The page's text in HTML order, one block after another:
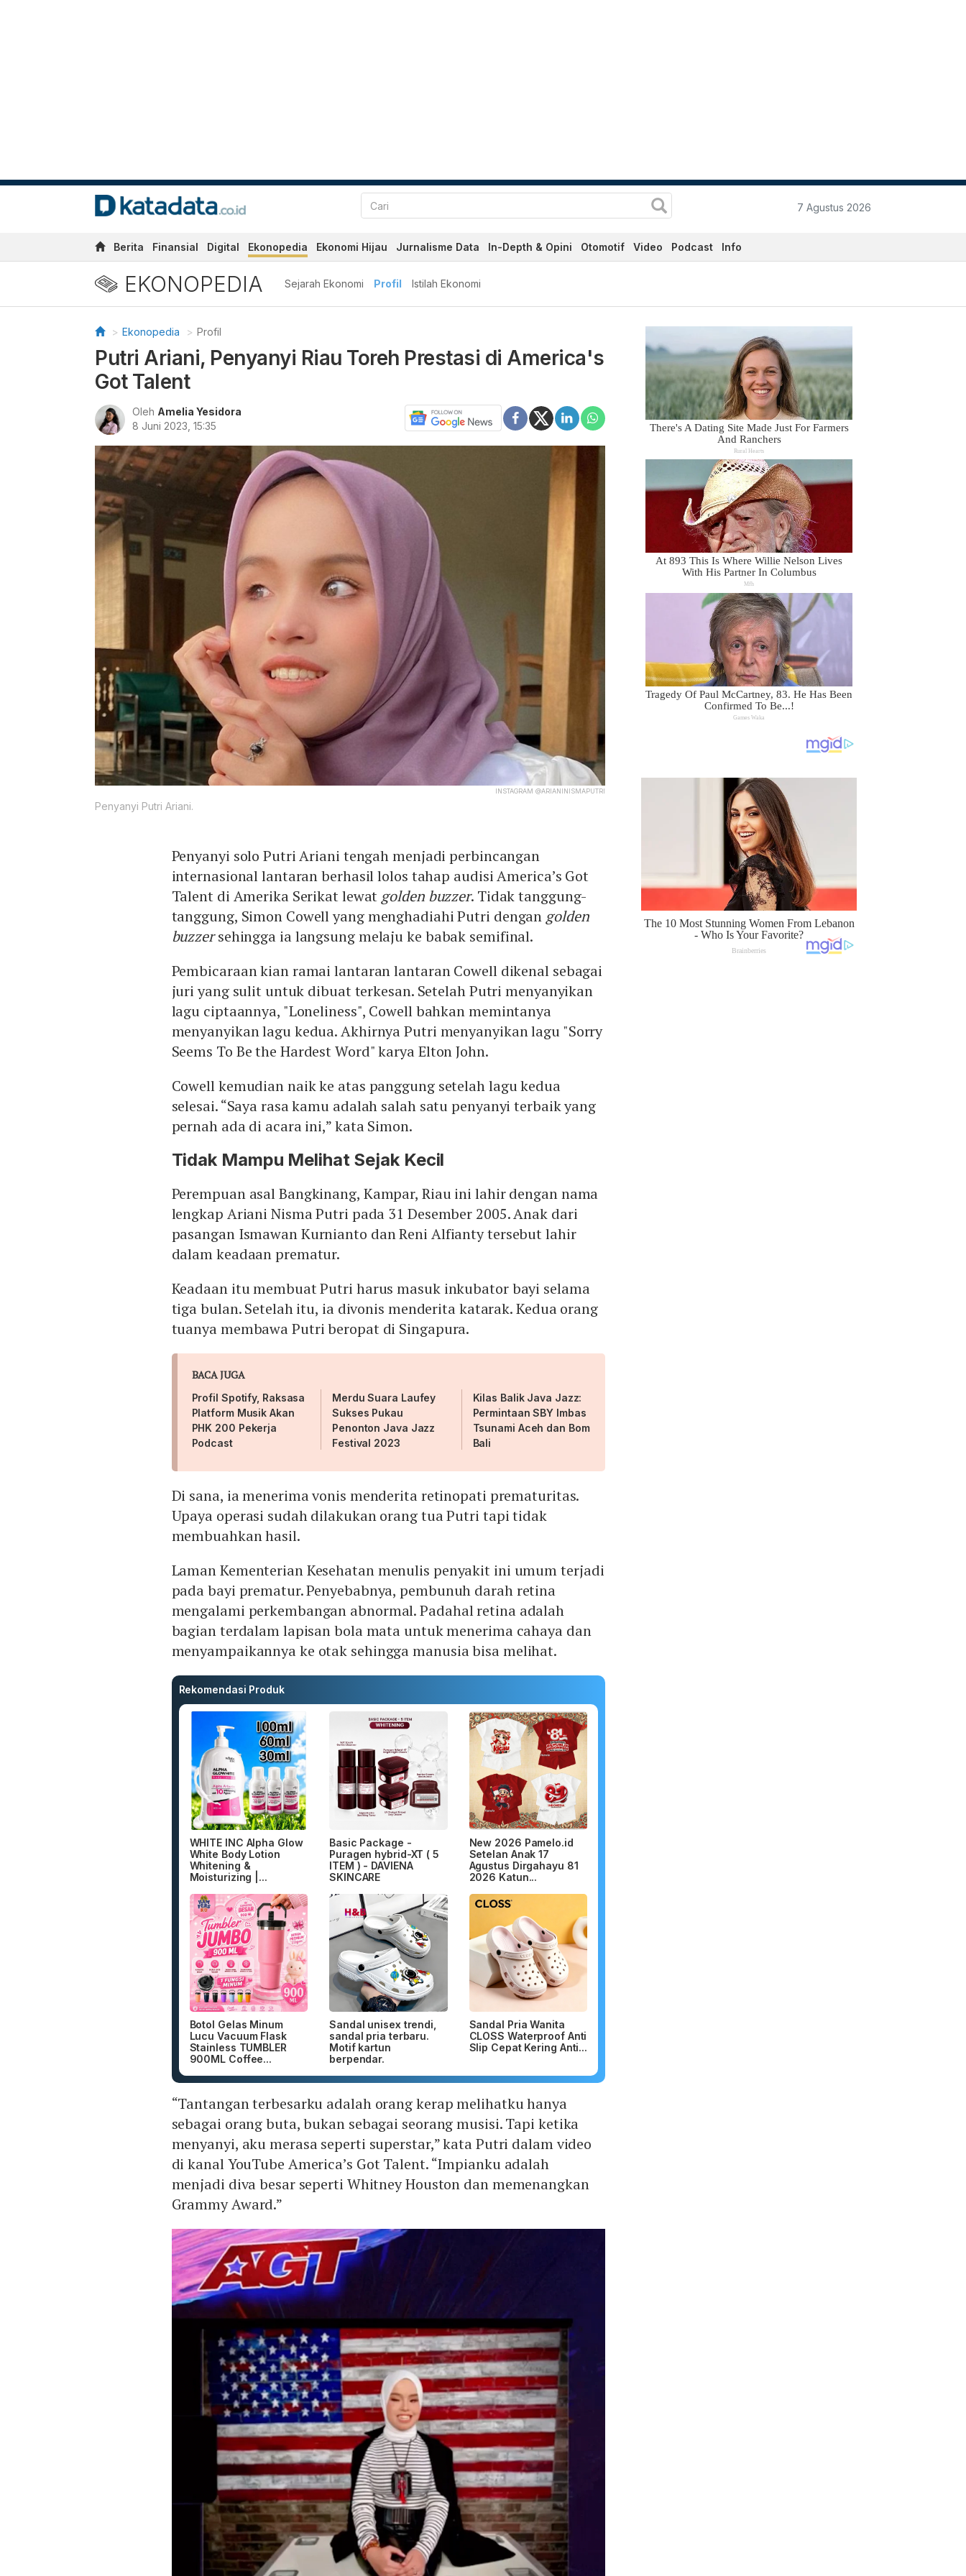
7 Agustus 2026
Berita Finansial Digital Ekonopedia Ekonomi Hijau Jurnalisme Data In-Depth & Opini Otomotif Video Podcast Info
EKONOPEDIA Sejarah Ekonomi Profil Istilah Ekonomi
Ekonopedia Profil
Putri Ariani, Penyanyi Riau Toreh Prestasi di America's
Got Talent
Oleh Amelia Yesidora
8 Juni 2023, 15:35
INSTAGRAM @ARIANINISMAPUTRI
Penyanyi Putri Ariani.
Penyanyi solo Putri Ariani tengah menjadi perbincangan
internasional lantaran berhasil lolos tahap audisi America’s Got
Talent di Amerika Serikat lewat golden buzzer. Tidak tanggung-
tanggung, Simon Cowell yang menghadiahi Putri dengan golden
buzzersehingga ia langsung melaju ke babak semifinal.
Pembicaraan kian ramai lantaran lantaran Cowell dikenal sebagai
juri yang sulit untuk dibuat terkesan. Setelah Putri menyanyikan
lagu ciptaannya, "Loneliness", Cowell bahkan memintanya
menyanyikan lagu kedua. Akhirnya Putri menyanyikan lagu "Sorry
Seems To Be the Hardest Word" karya Elton John.
Cowell kemudian naik ke atas panggung setelah lagu kedua
selesai. “Saya rasa kamu adalah salah satu penyanyi terbaik yang
pernah ada di acara ini,” kata Simon.
Tidak Mampu Melihat Sejak Kecil
Perempuan asal Bangkinang, Kampar, Riau ini lahir dengan nama
lengkap Ariani Nisma Putri pada 31 Desember 2005. Anak dari
pasangan Ismawan Kurnianto dan Reni Alfianty tersebut lahir
dalam keadaan prematur.
Keadaan itu membuat Putri harus masuk inkubator bayi selama
tiga bulan. Setelah itu, ia divonis menderita katarak. Kedua orang
tuanya membawa Putri beropat di Singapura.
BACA JUGA
Profil Spotify, Raksasa
Platform Musik Akan
PHK 200 Pekerja
Podcast
Merdu Suara Laufey
Sukses Pukau
Penonton Java Jazz
Festival 2023
Kilas Balik Java Jazz:
Permintaan SBY Imbas
Tsunami Aceh dan Bom
Bali
Di sana, ia menerima vonis menderita retinopati prematuritas.
Upaya operasi sudah dilakukan orang tua Putri tapi tidak
membuahkan hasil.
Laman Kementerian Kesehatan menulis penyakit ini umum terjadi
pada bayi prematur. Penyebabnya, pembunuh darah retina
mengalami perkembangan abnormal. Padahal retina adalah
bagian terdalam lapisan bola mata untuk menerima cahaya dan
menyampaikannya ke otak sehingga manusia bisa melihat.
Rekomendasi Produk
WHITE INC Alpha Glow
White Body Lotion
Whitening &
Moisturizing |...
Basic Package -
Puragen hybrid-XT ( 5
ITEM ) - DAVIENA
SKINCARE
New 2026 Pamelo.id
Setelan Anak 17
Agustus Dirgahayu 81
2026 Katun...
Botol Gelas Minum
Lucu Vacuum Flask
Stainless TUMBLER
900ML Coffee...
Sandal unisex trendi,
sandal pria terbaru.
Motif kartun
berpendar.
Sandal Pria Wanita
CLOSS Waterproof Anti
Slip Cepat Kering Anti...
“Tantangan terbesarku adalah orang kerap melihatku hanya
sebagai orang buta, bukan sebagai seorang musisi. Tapi ketika
menyanyi, aku merasa seperti superstar,” kata Putri dalam video
di kanal YouTube America’s Got Talent. “Impianku adalah
menjadi diva besar seperti Whitney Houston dan memenangkan
Grammy Award.”